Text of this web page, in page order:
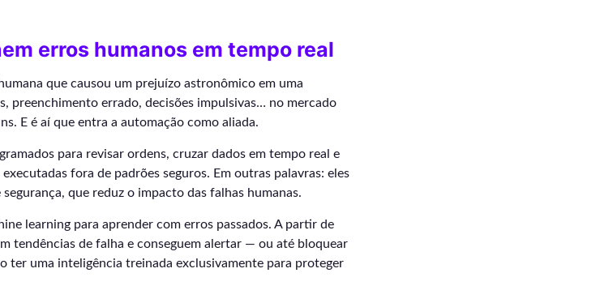
erros humanos em tempo real
que causou um prejuízo astronômico em uma
preenchimento errado, decisões impulsivas… no mercado
E é aí que entra a automação como aliada.
para revisar ordens, cruzar dados em tempo real e
fora de padrões seguros. Em outras palavras: eles
que reduz o impacto das falhas humanas.
learning para aprender com erros passados. A partir de
tendências de falha e conseguem alertar — ou até bloquear
ter uma inteligência treinada exclusivamente para proteger